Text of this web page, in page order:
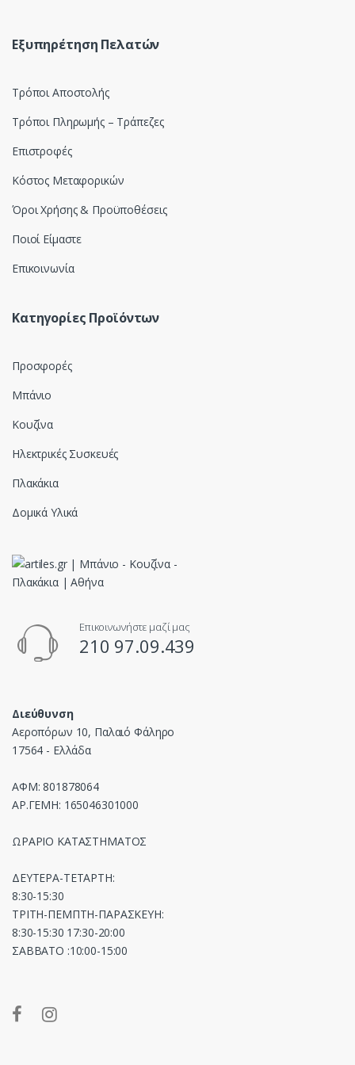
Εξυπηρέτηση Πελατών
Τρόποι Αποστολής
Τρόποι Πληρωμής – Τράπεζες
Επιστροφές
Κόστος Μεταφορικών
Όροι Χρήσης & Προϋποθέσεις
Ποιοί Είμαστε
Επικοινωνία
Κατηγορίες Προϊόντων
Προσφορές
Μπάνιο
Κουζίνα
Ηλεκτρικές Συσκευές
Πλακάκια
Δομικά Υλικά
Επικοινωνήστε μαζί μας
210 97.09.439
Διεύθυνση
Αεροπόρων 10, Παλαιό Φάληρο
17564 - Ελλάδα
ΑΦΜ: 801878064
ΑΡ.ΓΕΜΗ: 165046301000
ΩΡΑΡΙΟ ΚΑΤΑΣΤΗΜΑΤΟΣ
ΔΕΥΤΕΡΑ-ΤΕΤΑΡΤΗ:
8:30-15:30
ΤΡΙΤΗ-ΠΕΜΠΤΗ-ΠΑΡΑΣΚΕΥΗ:
8:30-15:30 17:30-20:00
ΣΑΒΒΑΤΟ :10:00-15:00